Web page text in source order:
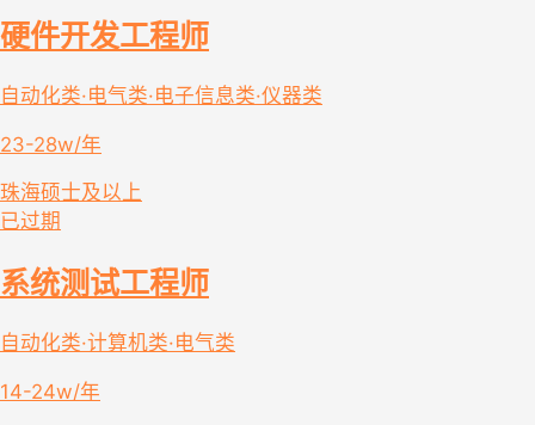
硬件开发工程师
自动化类·电气类·电子信息类·仪器类
23-28w/年
珠海硕士及以上
已过期
系统测试工程师
自动化类·计算机类·电气类
14-24w/年